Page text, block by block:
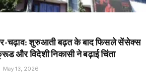
चढ़ाव: शुरुआती बढ़त के बाद फिसले सेंसेक्स
और विदेशी निकासी ने बढ़ाई चिंता
May 13, 2026